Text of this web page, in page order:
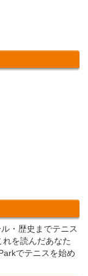
・歴史までテニス
を読んだあなた
でテニスを始め